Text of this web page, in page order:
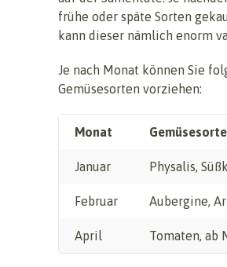
frühe oder späte Sorten
kann dieser nämlich enorm
Je nach Monat können Sie
Gemüsesorten vorziehen:
Monat
Januar Physalis,
Februar Aubergine,
April Tomaten, ab